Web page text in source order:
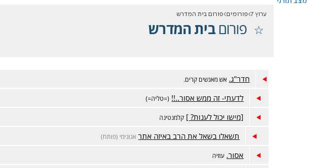
ערוץ 7 פורומים פורום בית המדרש
פורוםבית המדרש
חדר"ג. אש מאנשים קרים.
לדעתי- זה ממש אסור..!! (=טליה=)
[מישו יכול לענות? ] קלמנטינה
תשאלו בשאל את הרב באיזה אתר אנונימי (פותח)
אסור. עוזיה